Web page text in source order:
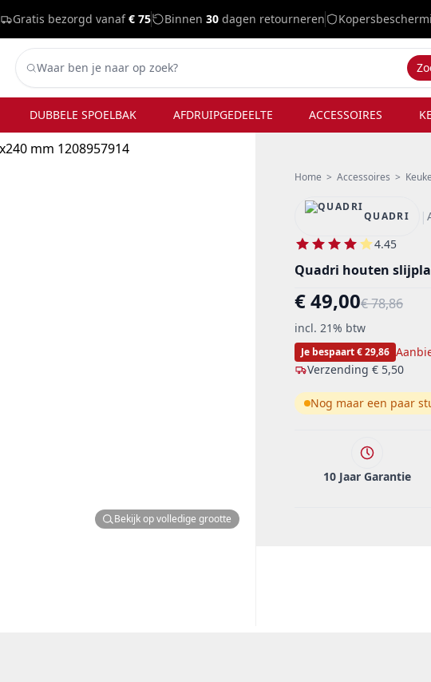
Gratis bezorgd vanaf€ 75 Binnen 30 dagen retourneren
DUBBELE SPOELBAK AFDRUIPGEDEELTE ACCESSOIRES
Bekijk op volledige grootte
Home > Accessoires >
QUADRI |
4.45
Quadri houten
€ 49,00€ 78,86
incl. 21% btw
Je bespaart € 29,86
Verzending € 5,50
Nog maar een paar
10 Jaar Garantie